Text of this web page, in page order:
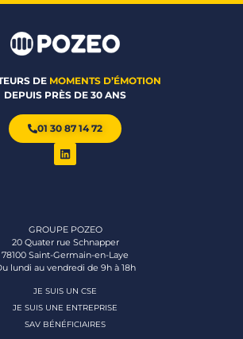
DE MOMENTS D’ÉMOTION
DEPUIS PRÈS DE 30 ANS
01 30 87 14 72
GROUPE POZEO
20 Quater rue Schnapper
78100 Saint-Germain-en-Laye
lundi au vendredi de 9h à 18h
JE SUIS UN CSE
JE SUIS UNE ENTREPRISE
SAV BÉNÉFICIAIRES